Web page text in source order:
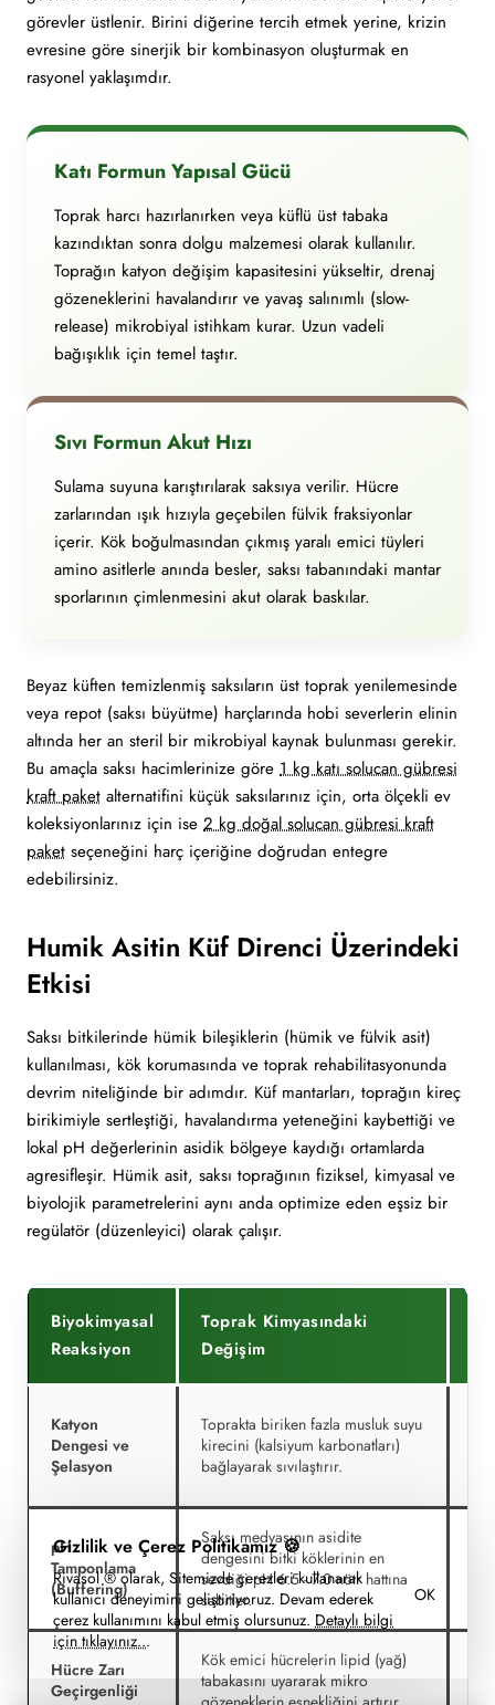
Gizlilik ve Çerez Politikamız 🍪
Rivasol ® olarak, Sitemizde çerezleri kullanarak
kullanıcı deneyimini geliştiriyoruz. Devam ederek
çerez kullanımını kabul etmiş olursunuz. Detaylı bilgi
için tıklayınız...
OK
görevler üstlenir. Birini diğerine tercih etmek yerine, krizin
evresine göre sinerjik bir kombinasyon oluşturmak en
rasyonel yaklaşımdır.
Katı Formun Yapısal Gücü
Toprak harcı hazırlanırken veya küflü üst tabaka
kazındıktan sonra dolgu malzemesi olarak kullanılır.
Toprağın katyon değişim kapasitesini yükseltir, drenaj
gözeneklerini havalandırır ve yavaş salınımlı (slow-
release) mikrobiyal istihkam kurar. Uzun vadeli
bağışıklık için temel taştır.
Sıvı Formun Akut Hızı
Sulama suyuna karıştırılarak saksıya verilir. Hücre
zarlarından ışık hızıyla geçebilen fülvik fraksiyonlar
içerir. Kök boğulmasından çıkmış yaralı emici tüyleri
amino asitlerle anında besler, saksı tabanındaki mantar
sporlarının çimlenmesini akut olarak baskılar.
Beyaz küften temizlenmiş saksıların üst toprak yenilemesinde
veya repot (saksı büyütme) harçlarında hobi severlerin elinin
altında her an steril bir mikrobiyal kaynak bulunması gerekir.
Bu amaçla saksı hacimlerinize göre 1 kg katı solucan gübresi
kraft paket alternatifini küçük saksılarınız için, orta ölçekli ev
koleksiyonlarınız için ise 2 kg doğal solucan gübresi kraft
paket seçeneğini harç içeriğine doğrudan entegre
edebilirsiniz.
Humik Asitin Küf Direnci Üzerindeki
Etkisi
Saksı bitkilerinde hümik bileşiklerin (hümik ve fülvik asit)
kullanılması, kök korumasında ve toprak rehabilitasyonunda
devrim niteliğinde bir adımdır. Küf mantarları, toprağın kireç
birikimiyle sertleştiği, havalandırma yeteneğini kaybettiği ve
lokal pH değerlerinin asidik bölgeye kaydığı ortamlarda
agresifleşir. Hümik asit, saksı toprağının fiziksel, kimyasal ve
biyolojik parametrelerini aynı anda optimize eden eşsiz bir
regülatör (düzenleyici) olarak çalışır.
Biyokimyasal
Reaksiyon
Toprak Kimyasındaki
Değişim
Katyon
Dengesi ve
Şelasyon
Toprakta biriken fazla musluk suyu
kirecini (kalsiyum karbonatları)
bağlayarak sıvılaştırır.
pH
Tamponlama
(Buffering)
Saksı medyasının asidite
dengesini bitki köklerinin en
sevdiği pH 6.5 - 7.0 nötr hattına
sabitler.
Hücre Zarı
Geçirgenliği
Kök emici hücrelerin lipid (yağ)
tabakasını uyararak mikro